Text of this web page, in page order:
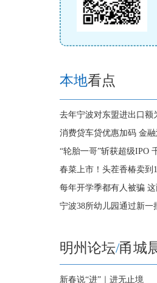
本地看点
去年宁波对东盟进出口额
消费贷车贷优惠加码 金
“轮胎一哥”斩获超级IPO
春菜上市！头茬香椿卖到
每年开学季都有人被骗
宁波38所幼儿园通过新一
明州论坛/甬城
新春说“进”｜进无止境